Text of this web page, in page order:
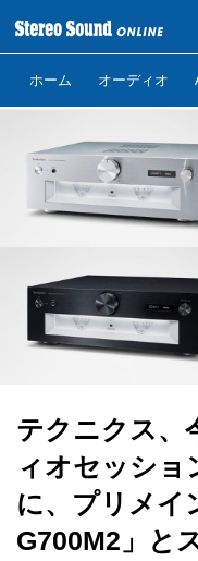
ホーム オーディオ
テクニクス、
ィオセッショ
に、プリメイ
G700M2」と